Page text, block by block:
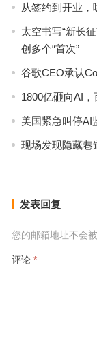
从签约到开业，
太空书写“新长
创多个“首次”
谷歌CEO承认
1800亿砸向AI，
美国紧急叫停AI
现场发现隐藏巷
发表回复
您的邮箱地址不会被
评论 *